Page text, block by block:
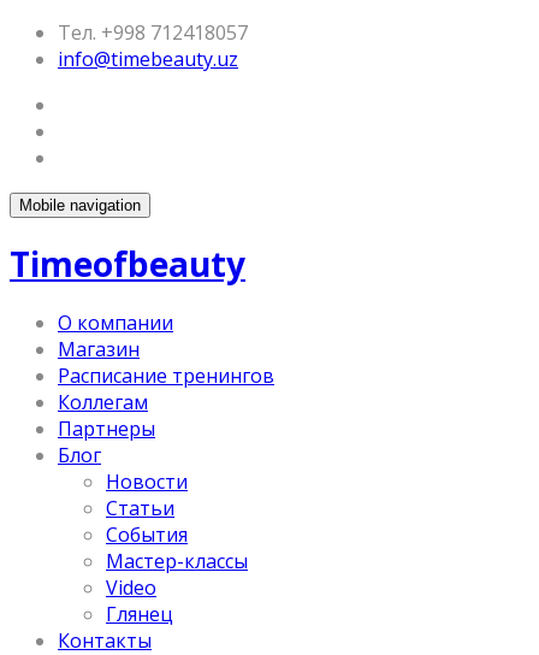
Тел. +998 712418057
info@timebeauty.uz
Mobile navigation
Timeofbeauty
О компании
Магазин
Расписание тренингов
Коллегам
Партнеры
Блог
Новости
Статьи
События
Мастер-классы
Video
Глянец
Контакты